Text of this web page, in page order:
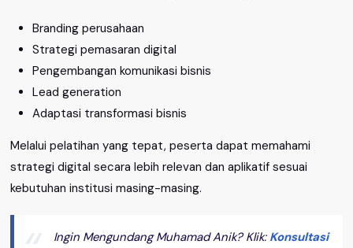
Branding perusahaan
Strategi pemasaran digital
Pengembangan komunikasi bisnis
Lead generation
Adaptasi transformasi bisnis
Melalui pelatihan yang tepat, peserta dapat memahami
strategi digital secara lebih relevan dan aplikatif sesuai
kebutuhan institusi masing-masing.
Ingin Mengundang Muhamad Anik? Klik: Konsultasi